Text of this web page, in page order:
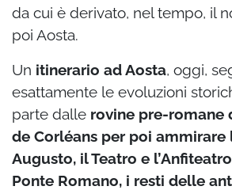
da cui è derivato, nel tempo, il
poi Aosta.
Un itinerario ad Aosta, oggi,
esattamente le evoluzioni
parte dalle rovine pre-romane
de Corléans per poi ammirare
Augusto, il Teatro e
Ponte Romano, i resti delle